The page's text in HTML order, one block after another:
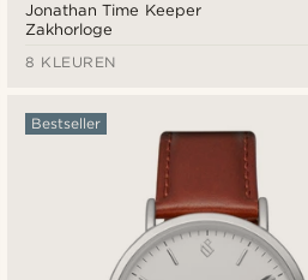
Jonathan Time Keeper
Zakhorloge
8 KLEUREN
Bestseller